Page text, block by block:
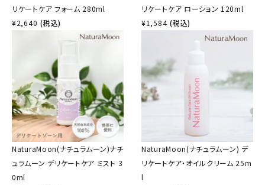
リケートケア フォーム 280ml
¥2,640 (税込)
リケートケア ローション 120ml
¥1,584 (税込)
NaturaMoon(ナチュラムーン)ナチ
ュラムーン デリケートケア ミスト 3
0ml
NaturaMoon(ナチュラムーン) デ
リケートケア・オイルクリーム 25m
l